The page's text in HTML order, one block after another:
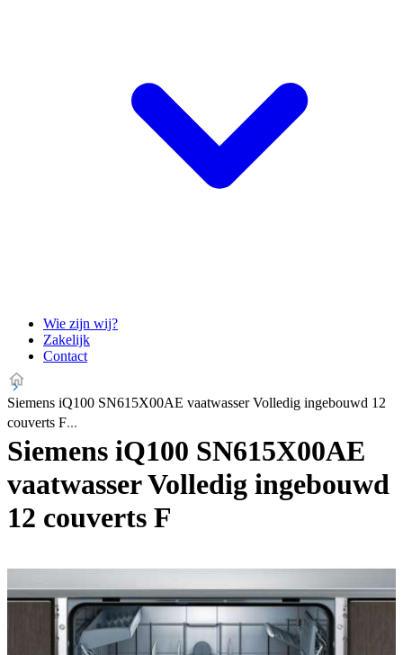
Wie zijn wij?
Zakelijk
Contact
Siemens iQ100 SN615X00AE vaatwasser Volledig ingebouwd 12
couverts F
Siemens iQ100 SN615X00AE
vaatwasser Volledig ingebouwd
12 couverts F